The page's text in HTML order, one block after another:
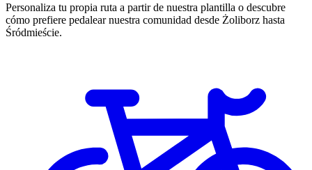
Personaliza tu propia ruta a partir de nuestra plantilla o descubre
cómo prefiere pedalear nuestra comunidad desde Żoliborz hasta
Śródmieście.